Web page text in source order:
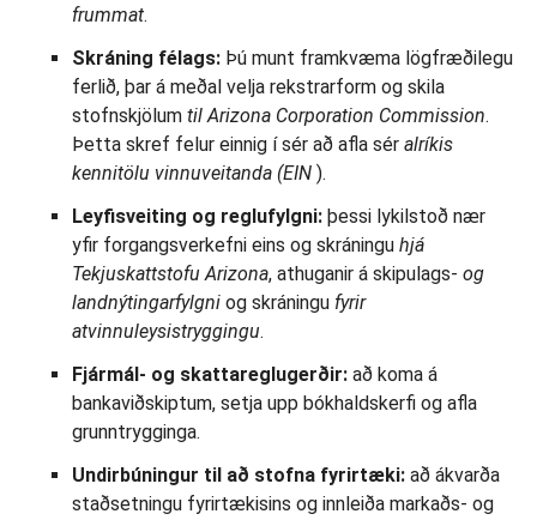
frummat.
Skráning félags: Þú munt framkvæma lögfræðilegu
ferlið, þar á meðal velja rekstrarform og skila
stofnskjölum til Arizona Corporation Commission.
Þetta skref felur einnig í sér að afla sér alríkis
kennitölu vinnuveitanda (EIN ).
Leyfisveiting og reglufylgni: þessi lykilstoð nær
yfir forgangsverkefni eins og skráningu hjá
Tekjuskattstofu Arizona, athuganir á skipulags- og
landnýtingarfylgni og skráningu fyrir
atvinnuleysistryggingu.
Fjármál- og skattareglugerðir: að koma á
bankaviðskiptum, setja upp bókhaldskerfi og afla
grunntrygginga.
Undirbúningur til að stofna fyrirtæki: að ákvarða
staðsetningu fyrirtækisins og innleiða markaðs- og